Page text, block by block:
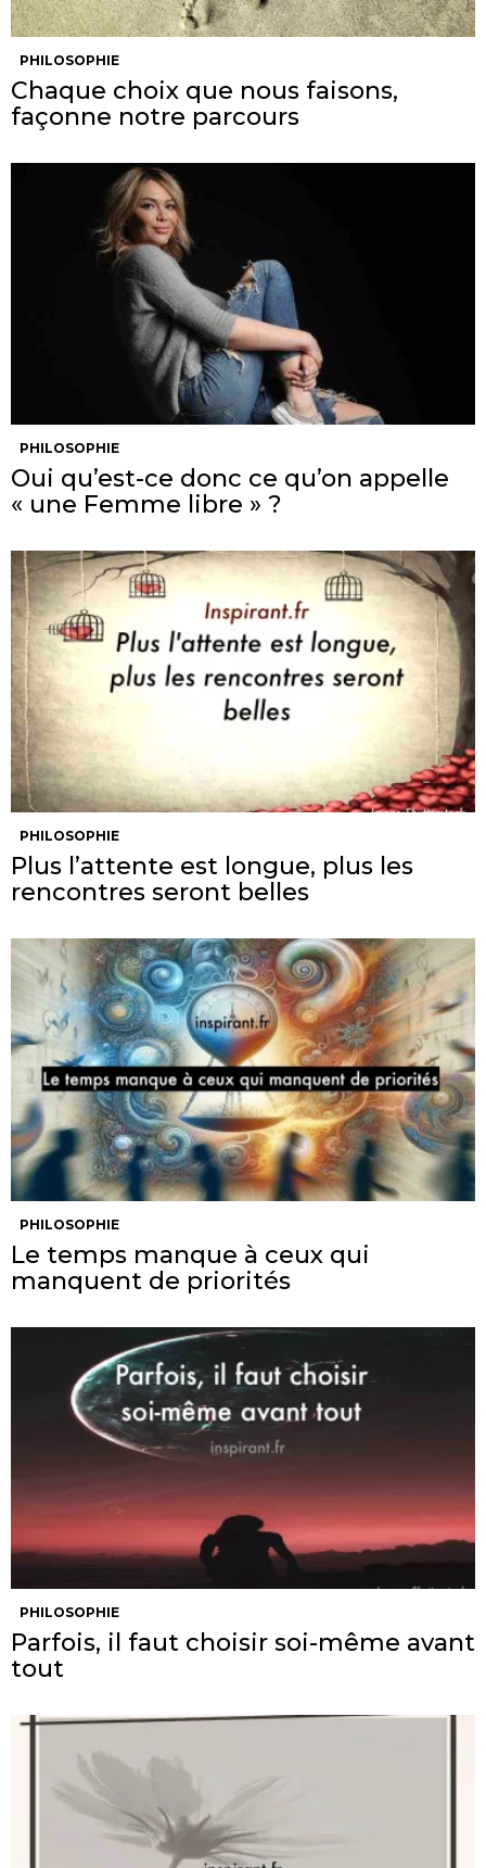
PHILOSOPHIE
Chaque choix que nous faisons,
façonne notre parcours
PHILOSOPHIE
Oui qu’est-ce donc ce qu’on appelle
« une Femme libre » ?
PHILOSOPHIE
Plus l’attente est longue, plus les
rencontres seront belles
PHILOSOPHIE
Le temps manque à ceux qui
manquent de priorités
PHILOSOPHIE
Parfois, il faut choisir soi-même avant
tout